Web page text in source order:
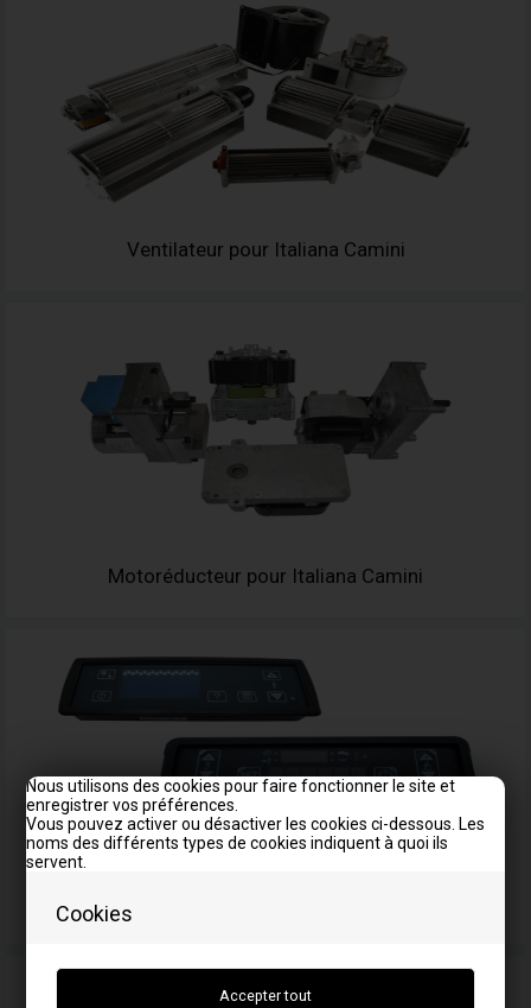
Cookies
Nous utilisons des cookies pour faire fonctionner le site et
enregistrer vos préférences.
Vous pouvez activer ou désactiver les cookies ci-dessous. Les
noms des différents types de cookies indiquent à quoi ils
servent.
Ventilateur pour Italiana Camini
Motoréducteur pour Italiana Camini
Ecran / Afficheur pour Italiana Camini